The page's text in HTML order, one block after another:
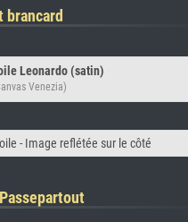
brancard
Leonardo (satin)
Venezia)
- Image reflétée sur le côté